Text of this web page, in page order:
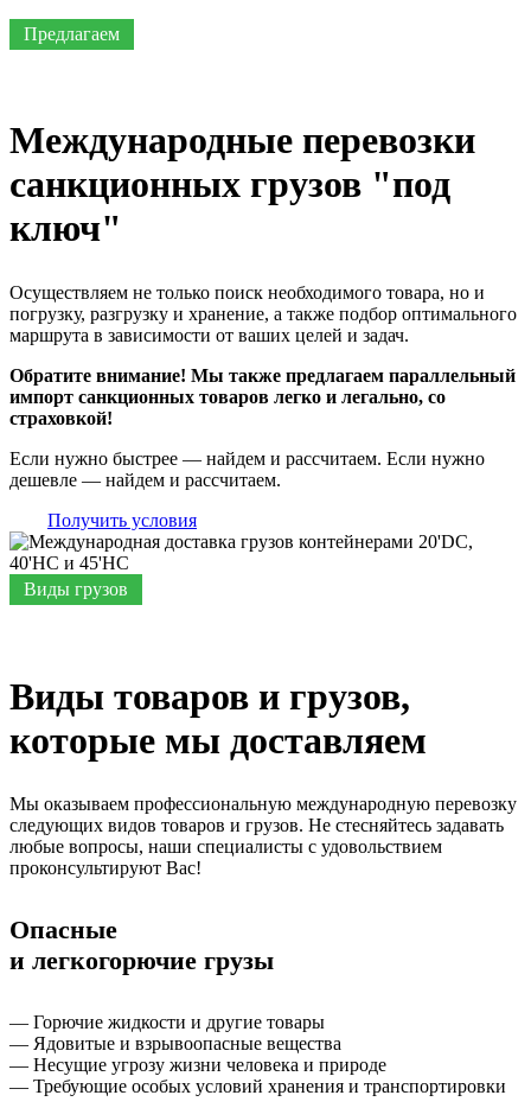
Предлагаем
Международные перевозки
санкционных грузов "под
ключ"
Осуществляем не только поиск необходимого товара, но и
погрузку, разгрузку и хранение, а также подбор оптимального
маршрута в зависимости от ваших целей и задач.
Обратите внимание! Мы также предлагаем параллельный
импорт санкционных товаров легко и легально, со
страховкой!
Если нужно быстрее — найдем и рассчитаем. Если нужно
дешевле — найдем и рассчитаем.
Получить условия
Виды грузов
Виды товаров и грузов,
которые мы доставляем
Мы оказываем профессиональную международную перевозку
следующих видов товаров и грузов. Не стесняйтесь задавать
любые вопросы, наши специалисты с удовольствием
проконсультируют Вас!
Опасные
и легкогорючие грузы
— Горючие жидкости и другие товары
— Ядовитые и взрывоопасные вещества
— Несущие угрозу жизни человека и природе
— Требующие особых условий хранения и транспортировки